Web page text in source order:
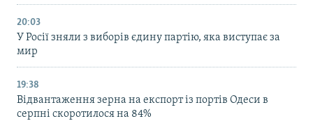
20:03
У Росії зняли з виборів єдину партію, яка виступає за
мир
19:38
Відвантаження зерна на експорт із портів Одеси в
серпні скоротилося на 84%